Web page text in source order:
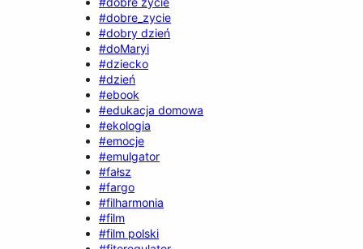
#dobre_zycie
#dobry dzień
#doMaryi
#dziecko
#dzień
#ebook
#edukacja domowa
#ekologia
#emocje
#emulgator
#fałsz
#fargo
#filharmonia
#film
#film polski